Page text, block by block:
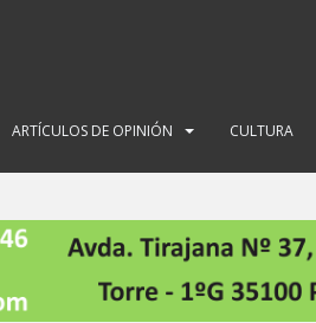
ARTÍCULOS DE OPINIÓN CULTURA